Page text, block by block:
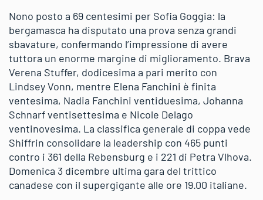
Nono posto a 69 centesimi per Sofia Goggia: la
bergamasca ha disputato una prova senza grandi
sbavature, confermando l’impressione di avere
tuttora un enorme margine di miglioramento. Brava
Verena Stuffer, dodicesima a pari merito con
Lindsey Vonn, mentre Elena Fanchini è finita
ventesima, Nadia Fanchini ventiduesima, Johanna
Schnarf ventisettesima e Nicole Delago
ventinovesima. La classifica generale di coppa vede
Shiffrin consolidare la leadership con 465 punti
contro i 361 della Rebensburg e i 221 di Petra Vlhova.
Domenica 3 dicembre ultima gara del trittico
canadese con il supergigante alle ore 19.00 italiane.